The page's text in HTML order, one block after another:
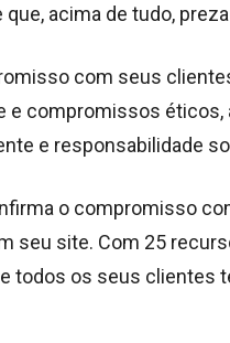
que, acima de tudo,
com seus
e compromissos éticos,
e responsabilidade
o compromisso
seu site. Com 25
todos os seus clientes